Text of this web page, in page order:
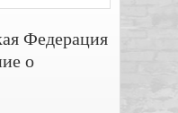
Федерация
о